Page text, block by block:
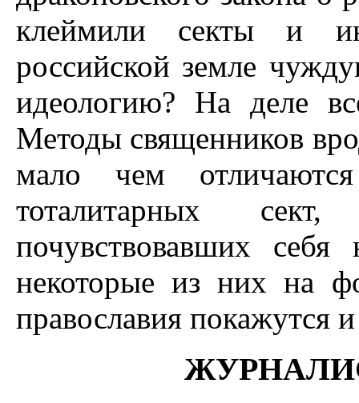
клеймили секты и
российской земле
идеологию? На деле
Методы священников
мало чем
тоталитарных
почувствовавших
некоторые из них на
православия покажутся